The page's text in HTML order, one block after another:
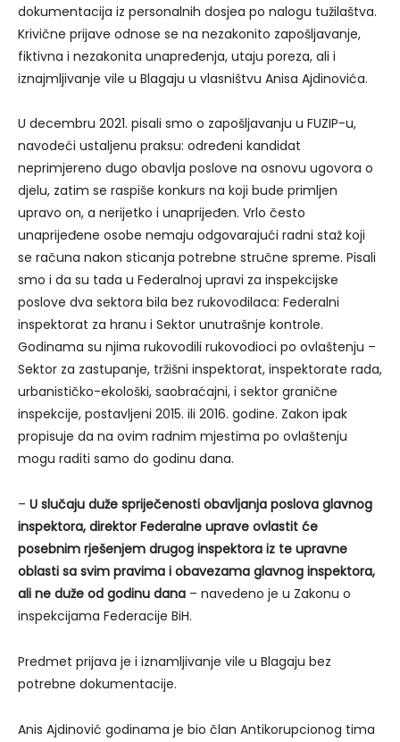
dokumentacija iz personalnih dosjea po nalogu tužilaštva.
Krivične prijave odnose se na nezakonito zapošljavanje,
fiktivna i nezakonita unapređenja, utaju poreza, ali i
iznajmljivanje vile u Blagaju u vlasništvu Anisa Ajdinovića.
U decembru 2021. pisali smo o zapošljavanju u FUZIP-u,
navodeći ustaljenu praksu: određeni kandidat
neprimjereno dugo obavlja poslove na osnovu ugovora o
djelu, zatim se raspiše konkurs na koji bude primljen
upravo on, a nerijetko i unaprijeđen. Vrlo često
unaprijeđene osobe nemaju odgovarajući radni staž koji
se računa nakon sticanja potrebne stručne spreme. Pisali
smo i da su tada u Federalnoj upravi za inspekcijske
poslove dva sektora bila bez rukovodilaca: Federalni
inspektorat za hranu i Sektor unutrašnje kontrole.
Godinama su njima rukovodili rukovodioci po ovlaštenju –
Sektor za zastupanje, tržišni inspektorat, inspektorate rada,
urbanističko-ekološki, saobraćajni, i sektor granične
inspekcije, postavljeni 2015. ili 2016. godine. Zakon ipak
propisuje da na ovim radnim mjestima po ovlaštenju
mogu raditi samo do godinu dana.
– U slučaju duže spriječenosti obavljanja poslova glavnog
inspektora, direktor Federalne uprave ovlastit će
posebnim rješenjem drugog inspektora iz te upravne
oblasti sa svim pravima i obavezama glavnog inspektora,
ali ne duže od godinu dana – navedeno je u Zakonu o
inspekcijama Federacije BiH.
Predmet prijava je i iznamljivanje vile u Blagaju bez
potrebne dokumentacije.
Anis Ajdinović godinama je bio član Antikorupcionog tima